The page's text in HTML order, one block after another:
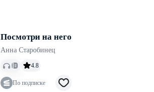
Посмотри на него
Анна Старобинец
4.8
По подписке